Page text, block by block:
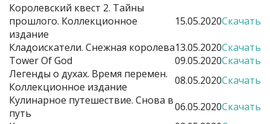
Королевский квест 2. Тайны
прошлого. Коллекционное
издание
15.05.2020Скачать
Кладоискатели. Снежная королева13.05.2020Скачать
Tower Of God
09.05.2020Скачать
Легенды о духах. Время перемен.
Коллекционное издание
08.05.2020Скачать
Кулинарное путешествие. Снова в
путь
06.05.2020Скачать